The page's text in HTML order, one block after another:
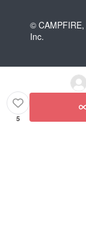
© CAMPFIRE,
Inc.
5